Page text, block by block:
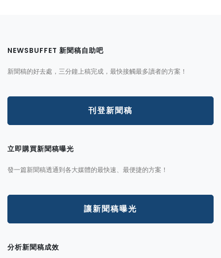
NEWSBUFFET 新聞稿自助吧
新聞稿的好去處，三分鐘上稿完成，最快接觸最多讀者的方案！
刊登新聞稿
立即購買新聞稿曝光
發一篇新聞稿透通到各大媒體的最快速、最便捷的方案！
讓新聞稿曝光
分析新聞稿成效